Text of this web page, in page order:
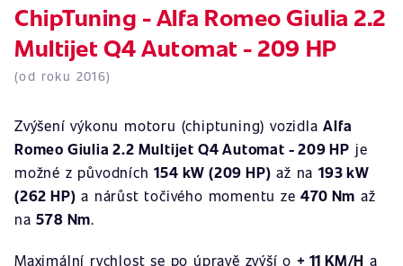
ChipTuning - Alfa Romeo Giulia 2.2
Multijet Q4 Automat - 209 HP
(od roku 2016)
Zvýšení výkonu motoru (chiptuning) vozidlaAlfa
Romeo Giulia 2.2 Multijet Q4 Automat - 209 HP je
možné z původních154 kW (209 HP) až na193 kW
(262 HP) a nárůst točivého momentu ze470 Nm až
na578 Nm.
Maximální rychlost se po úpravě zvýší o + 11 KM/H a